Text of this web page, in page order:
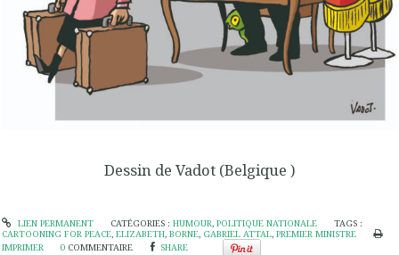
Dessin de Vadot (Belgique )
LIEN PERMANENT CATÉGORIES : HUMOUR, POLITIQUE NATIONALE
TAGS :
CARTOONING FOR PEACE, ELIZABETH, BORNE, GABRIEL ATTAL, PREMIER MINISTRE
IMPRIMER
0 COMMENTAIRE SHARE